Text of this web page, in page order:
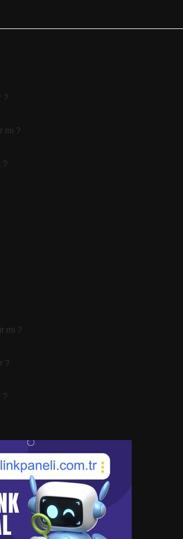
?
mı ?
?
mi ?
?
?